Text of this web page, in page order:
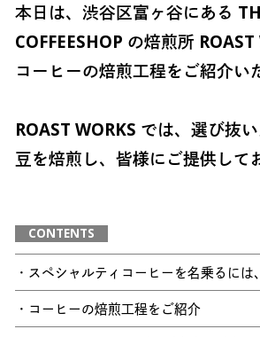
本日は、渋谷区富ヶ谷にある
COFFEESHOP の焙煎所 ROAST
コーヒーの焙煎工程をご紹介い
ROAST WORKS では、選び抜
豆を焙煎し、皆様にご提供して
CONTENTS
・スペシャルティコーヒーを名乗るに
・コーヒーの焙煎工程をご紹介